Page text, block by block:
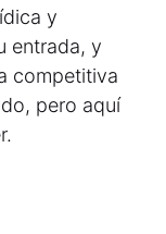
y
entrada, y
competitiva
pero aquí